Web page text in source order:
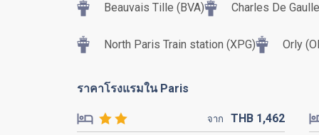
Beauvais Tille (BVA) Charles De
North Paris Train station (XPG) Orly
ราคาโรงแรมใน Paris
จาก THB 1,462